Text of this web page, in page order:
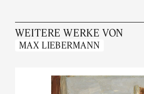
WEITERE WERKE VON
MAX LIEBERMANN